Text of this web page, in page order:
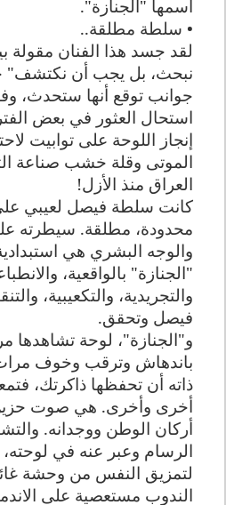
اسمها "الجنازة".
• سلطة مطلقة..
لقد جسد هذا الفنان مقولة
نبحث، بل يجب أن
جوانب توقع أنها ستحدث،
استحال العثور في بعض
إنجاز اللوحة على توابيت
الموتى وقلة خشب صناعة
العراق منذ الأزل!
كانت سلطة فيصل لعيبي
محدودة، مطلقة. سيطرته
والوجه البشري هي
"الجنازة" بالواقعية،
والتجريدية، والتكعيبية،
فيصل وتحقق.
و"الجنازة"، لوحة تشاهدها
باندهاش وترقب وخوف
ذاته أن تحفظها ذاكرتك،
أخرى وأخرى. هي صوت
أركان الوطن ووجدانه.
الرسام وعبر عنه في
لتمزيق النفس من وحشة
الندوب مستعصية على